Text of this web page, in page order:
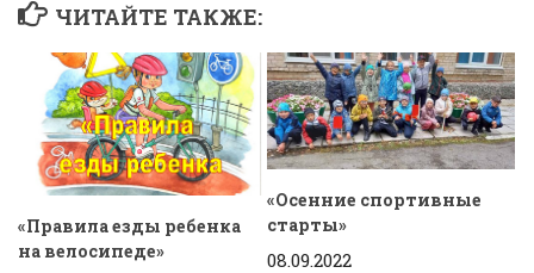
ЧИТАЙТЕ ТАКЖЕ:
«Правила езды ребенка
на велосипеде»
«Осенние спортивные
старты»
08.09.2022